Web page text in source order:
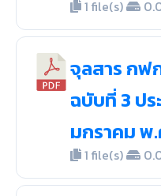
1 file(s)
จุลสาร กฟ
ฉบับที่ 3 ปร
มกราคม พ
1 file(s)